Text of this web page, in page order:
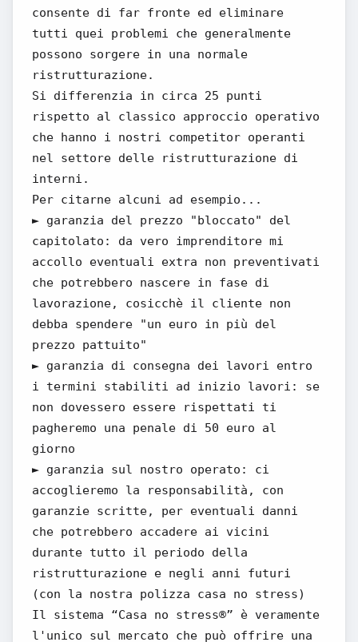
consente di far fronte ed eliminare
tutti quei problemi che generalmente
possono sorgere in una normale
ristrutturazione.
Si differenzia in circa 25 punti
rispetto al classico approccio operativo
che hanno i nostri competitor operanti
nel settore delle ristrutturazione di
interni.
Per citarne alcuni ad esempio...
► garanzia del prezzo "bloccato" del
capitolato: da vero imprenditore mi
accollo eventuali extra non preventivati
che potrebbero nascere in fase di
lavorazione, cosicchè il cliente non
debba spendere "un euro in più del
prezzo pattuito"
► garanzia di consegna dei lavori entro
i termini stabiliti ad inizio lavori: se
non dovessero essere rispettati ti
pagheremo una penale di 50 euro al
giorno
► garanzia sul nostro operato: ci
accoglieremo la responsabilità, con
garanzie scritte, per eventuali danni
che potrebbero accadere ai vicini
durante tutto il periodo della
ristrutturazione e negli anni futuri
(con la nostra polizza casa no stress)
Il sistema “Casa no stress®” è veramente
l'unico sul mercato che può offrire una